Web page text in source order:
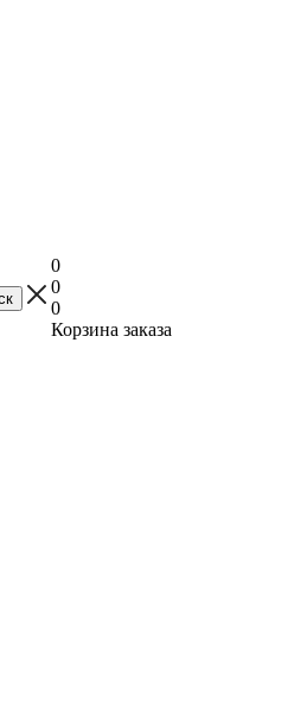
0
0
0
Корзина заказа